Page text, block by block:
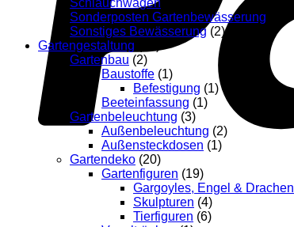
Schlauchwagen
Sonderposten Gartenbewässerung
Sonstiges Bewässerung (2)
Gartengestaltung
Gartenbau (2)
Baustoffe (1)
Befestigung (1)
Beeteinfassung (1)
Gartenbeleuchtung (3)
Außenbeleuchtung (2)
Außensteckdosen (1)
Gartendeko (20)
Gartenfiguren (19)
Gargoyles, Engel & Drachen
Skulpturen (4)
Tierfiguren (6)